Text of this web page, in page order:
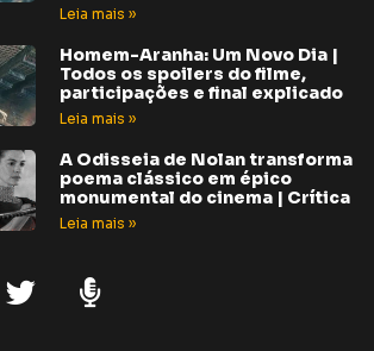
Leia mais »
Homem-Aranha: Um Novo Dia |
Todos os spoilers do filme,
participações e final explicado
Leia mais »
A Odisseia de Nolan transforma
poema clássico em épico
monumental do cinema | Crítica
Leia mais »